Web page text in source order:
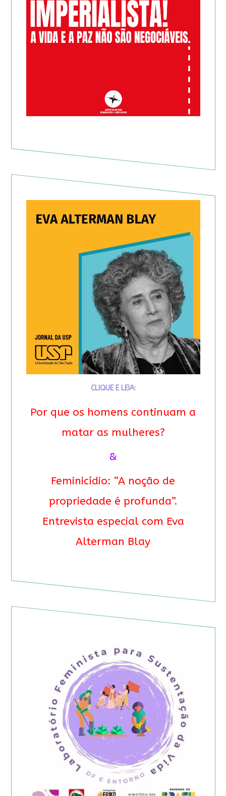
CLIQUE E LEIA:
Por que os homens continuam a
matar as mulheres?
&
Feminicídio: “A noção de
propriedade é profunda”.
Entrevista especial com Eva
Alterman Blay